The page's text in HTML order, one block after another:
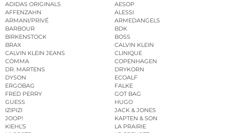
ADIDAS ORIGINALS
AESOP
AFFENZAHN
ALESSI
ARMANI/PRIVÉ
ARMEDANGELS
BARBOUR
BDK
BIRKENSTOCK
BOSS
BRAX
CALVIN KLEIN
CALVIN KLEIN JEANS
CLINIQUE
COMMA
COPENHAGEN
DR. MARTENS
DRYKORN
DYSON
ECOALF
ERGOBAG
FALKE
FRED PERRY
GOT BAG
GUESS
HUGO
IZIPIZI
JACK & JONES
JOOP!
KAPTEN & SON
KIEHL’S
LA PRAIRIE